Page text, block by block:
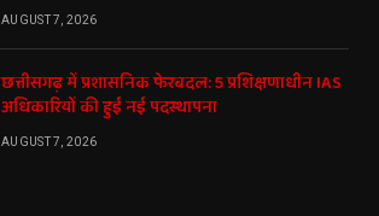
AUGUST 7, 2026
छत्तीसगढ़ में प्रशासनिक फेरबदल: 5 प्रशिक्षणाधीन IAS
अधिकारियों की हुई नई पदस्थापना
AUGUST 7, 2026